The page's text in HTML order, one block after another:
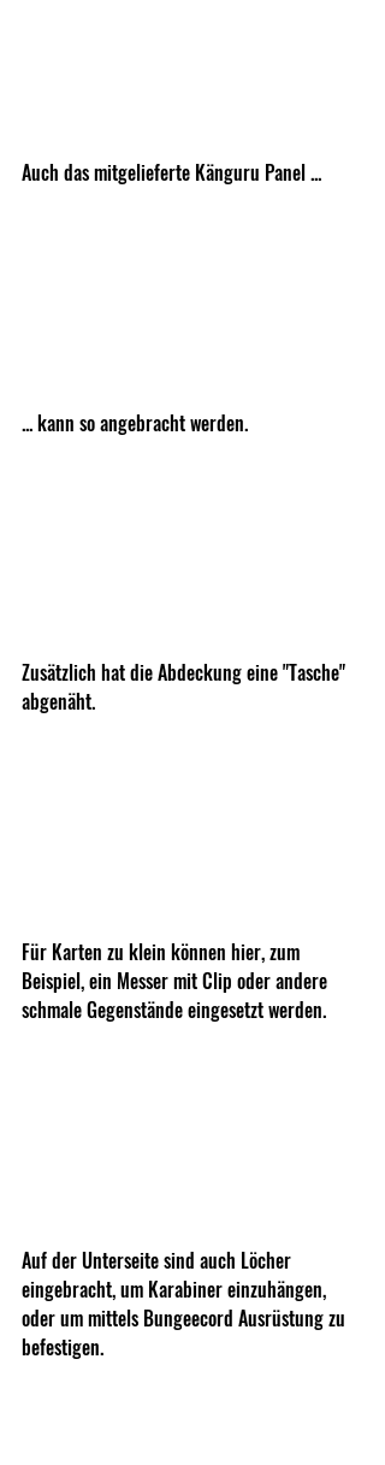
Auch das mitgelieferte Känguru Panel ...
... kann so angebracht werden.
Zusätzlich hat die Abdeckung eine "Tasche"
abgenäht.
Für Karten zu klein können hier, zum
Beispiel, ein Messer mit Clip oder andere
schmale Gegenstände eingesetzt werden.
Auf der Unterseite sind auch Löcher
eingebracht, um Karabiner einzuhängen,
oder um mittels Bungeecord Ausrüstung zu
befestigen.